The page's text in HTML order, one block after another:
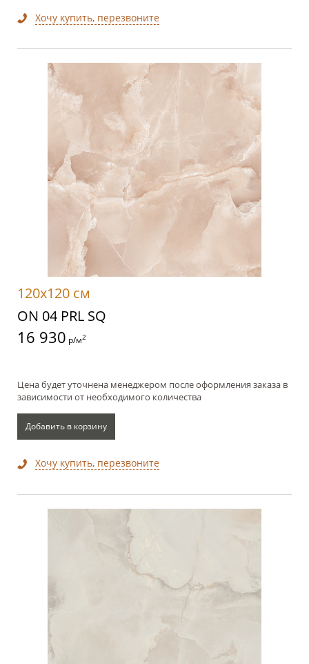
Хочу купить, перезвоните
120x120 см
ON 04 PRL SQ
16 930 р/м2
Цена будет уточнена менеджером после оформления заказа в
зависимости от необходимого количества
Добавить в корзину
Хочу купить, перезвоните